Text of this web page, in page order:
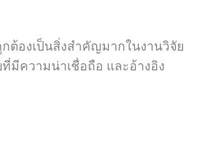
ต้องเป็นสิ่งสำคัญมากในงานวิจัย
มีความน่าเชื่อถือ และอ้างอิง